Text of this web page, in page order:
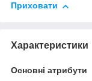
Приховати
Характеристики
Основні атрибути